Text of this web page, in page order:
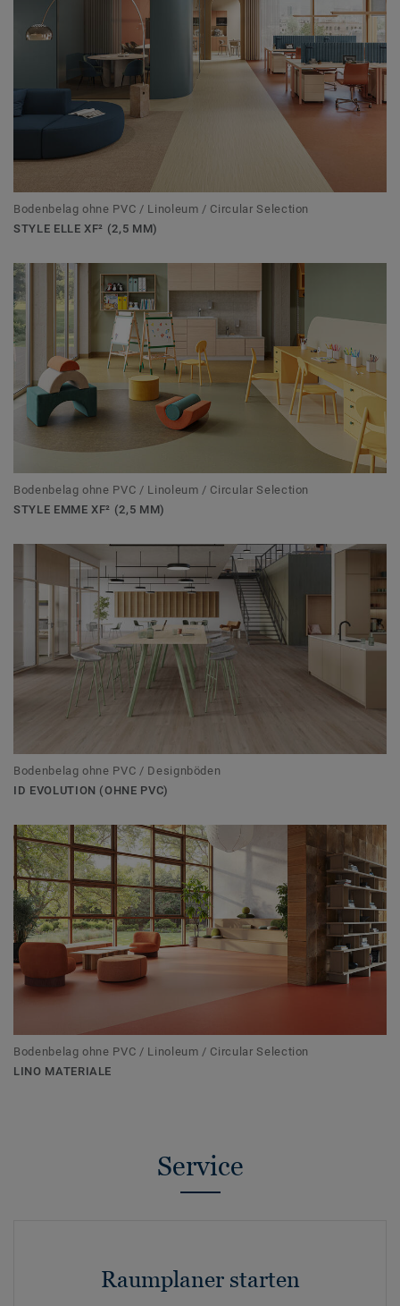
Bodenbelag ohne PVC / Linoleum / Circular Selection
STYLE ELLE XF² (2,5 MM)
Bodenbelag ohne PVC / Linoleum / Circular Selection
STYLE EMME XF² (2,5 MM)
Bodenbelag ohne PVC / Designböden
ID EVOLUTION (OHNE PVC)
Bodenbelag ohne PVC / Linoleum / Circular Selection
LINO MATERIALE
Service
Raumplaner starten